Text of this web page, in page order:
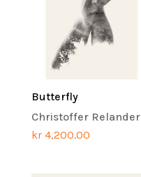
Butterfly
Christoffer Relander
kr4,200.00